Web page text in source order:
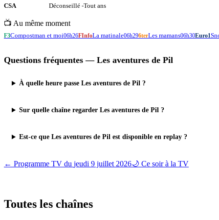
CSA
Déconseillé -Tout ans
📺 Au même moment
F3Compostman et moi06h26FInfoLa matinale06h296terLes mamans06h30Euro1
Questions fréquentes — Les aventures de Pil
À quelle heure passe Les aventures de Pil ?
Sur quelle chaîne regarder Les aventures de Pil ?
Est-ce que Les aventures de Pil est disponible en replay ?
← Programme TV du jeudi 9 juillet 2026🌙 Ce soir à la TV
Toutes les chaînes